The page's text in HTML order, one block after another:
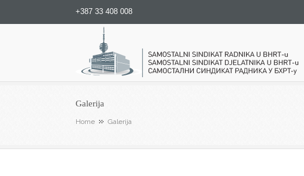
+387 33 408 008
Samostalni sindikat radnika u BHRT-u
Galerija
Home Galerija